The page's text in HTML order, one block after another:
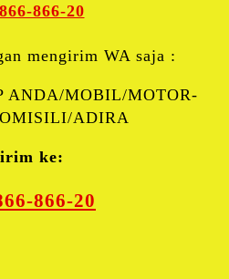
866-20
mengirim WA saja :
ANDA/MOBIL/MOTOR-
ADIRA
ke:
866-20